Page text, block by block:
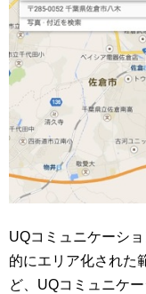
UQコミュニケーシ
的にエリア化された
ど、UQコミュニケ